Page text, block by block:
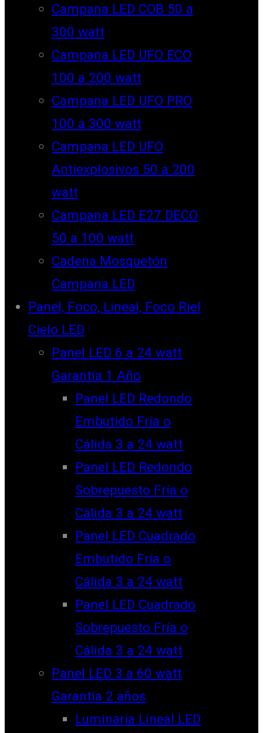
Campana LED COB 50 a
300 watt
Campana LED UFO ECO
100 a 200 watt
Campana LED UFO PRO
100 a 300 watt
Campana LED UFO
Antiexplosivos 50 a 200
watt
Campana LED E27 DECO
50 a 100 watt
Cadena Mosquetón
Campana LED
Panel, Foco, Lineal, Foco Riel
Cielo LED
Panel LED 6 a 24 watt
Garantía 1 Año
Panel LED Redondo
Embutido Fría o
Cálida 3 a 24 watt
Panel LED Redondo
Sobrepuesto Fría o
Cálida 3 a 24 watt
Panel LED Cuadrado
Embutido Fría o
Cálida 3 a 24 watt
Panel LED Cuadrado
Sobrepuesto Fría o
Cálida 3 a 24 watt
Panel LED 3 a 60 watt
Garantía 2 años
Luminaria Lineal LED